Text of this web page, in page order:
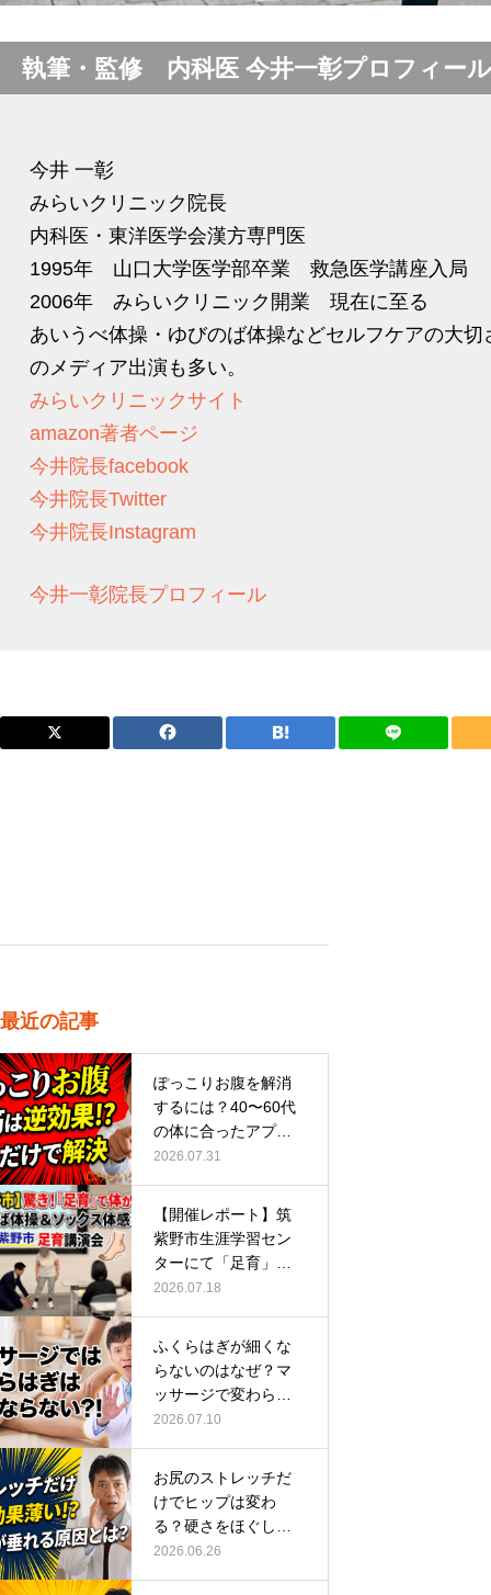
執筆・監修 内科医 今井一彰プロフィール
今井 一彰
みらいクリニック院長
内科医・東洋医学会漢方専門医
1995年 山口大学医学部卒業 救急医学講座入局
2006年 みらいクリニック開業 現在に至る
あいうべ体操・ゆびのば体操などセルフケアの大
のメディア出演も多い。
みらいクリニックサイト
amazon著者ページ
今井院長facebook
今井院長Twitter
今井院長Instagram
今井一彰院長プロフィール
最近の記事
ぽっこりお腹を解消
するには？40〜60代
の体に合ったアプロ
ーチ
2026.07.31
【開催レポート】筑
紫野市生涯学習セン
ターにて「足育」講
演会に登壇し…
2026.07.18
ふくらはぎが細くな
らないのはなぜ？マ
ッサージで変わらな
い根本原因
2026.07.10
お尻のストレッチだ
けでヒップは変わ
る？硬さをほぐして
整える正しい方…
2026.06.26